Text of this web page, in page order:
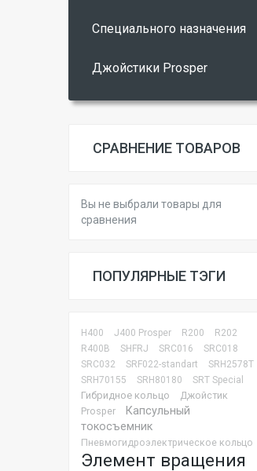
Специального назначения
Джойстики Prosper
СРАВНЕНИЕ ТОВАРОВ
Вы не выбрали товары для
сравнения
ПОПУЛЯРНЫЕ ТЭГИ
H400 J400 Prosper R200
R202
R400B
SHFRJ SRC016
SRC018
SRC032
SRF022-standart
SRH2578T
SRH70155
SRH80180 SRT Special
Гибридное кольцо
Джойстик
Prosper
Капсульный
токосъемник
Пневмогидроэлектрическое кольцо
Элемент вращения